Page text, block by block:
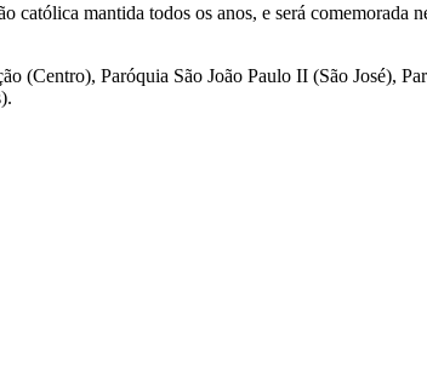
católica mantida todos os anos, e será
(Centro), Paróquia São João Paulo II (São José),